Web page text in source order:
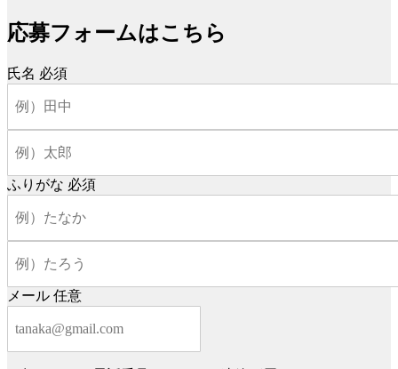
応募フォームはこちら
氏名 必須
ふりがな 必須
メール 任意